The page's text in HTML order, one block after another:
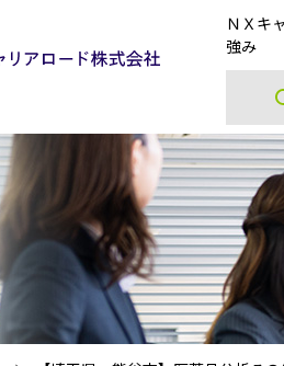
ＮＸキ
強み